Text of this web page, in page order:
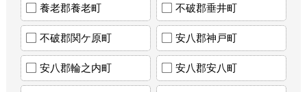
養老郡養老町 不破郡垂井町
不破郡関ケ原町 安八郡神戸町
安八郡輪之内町 安八郡安八町